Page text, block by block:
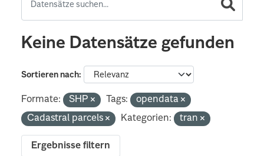
Keine Datensätze gefunden
Sortieren nach
Formate: SHP Tags:
opendata
Cadastral parcels
Kategorien: tran
Ergebnisse filtern